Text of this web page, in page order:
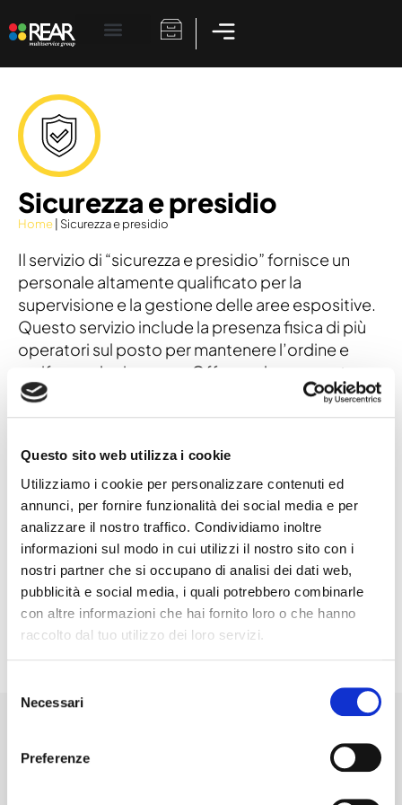
Questo sito web utilizza i cookie
Utilizziamo i cookie per personalizzare contenuti ed
annunci, per fornire funzionalità dei social media e per
analizzare il nostro traffico. Condividiamo inoltre
informazioni sul modo in cui utilizzi il nostro sito con i
nostri partner che si occupano di analisi dei dati web,
pubblicità e social media, i quali potrebbero combinarle
con altre informazioni che hai fornito loro o che hanno
raccolto dal tuo utilizzo dei loro servizi.
delNecessari
Preferenze
Sicurezza e presidio
Home Sicurezza e presidio
Il servizio di “sicurezza e presidio” fornisce un
personale altamente qualificato per la
supervisione e la gestione delle aree espositive.
Questo servizio include la presenza fisica di più
operatori sul posto per mantenere l’ordine e
verificarne la sicurezza. Offre anche una vasta
gamma di servizi aggiuntivi quali l’accesso
all’area, il controllo del flusso di visitatori, la
sicurezza e la gestione dei momenti di chiusura.
Questo servizio garantisce un’esperienza
positiva ai visitatori degli spazi espositivi in
termini di sicurezza, ordine e privacy.